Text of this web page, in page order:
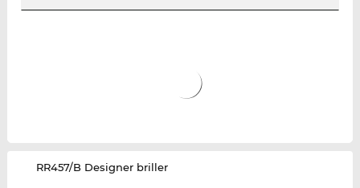
‌RR457/B Designer briller